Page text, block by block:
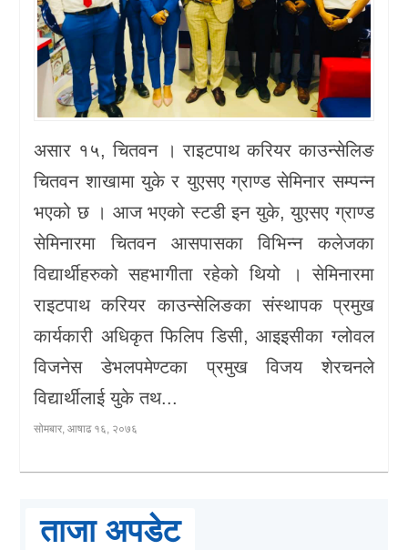
स्वास्थ्य/
रोचक
विचार/
अन्तर्वार्ता
असार १५, चितवन । राइटपाथ करियर काउन्सेलिङ
चितवन शाखामा युके र युएसए ग्राण्ड सेमिनार सम्पन्न
भएको छ । आज भएको स्टडी इन युके, युएसए ग्राण्ड
सेमिनारमा चितवन आसपासका विभिन्न कलेजका
विद्यार्थीहरुको सहभागीता रहेको थियो । सेमिनारमा
राइटपाथ करियर काउन्सेलिङका संस्थापक प्रमुख
कार्यकारी अधिकृत फिलिप डिसी, आइइसीका ग्लोवल
विजनेस डेभलपमेण्टका प्रमुख विजय शेरचनले
विद्यार्थीलाई युके तथ...
सोमबार, आषाढ १६, २०७६
ताजा अपडेट